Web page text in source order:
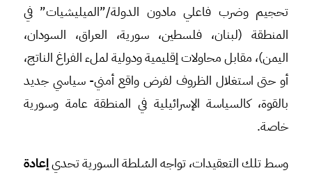
تحجيم وضرب فاعلي مادون الدولة/”الميليشيات” في
المنطقة (لبنان، فلسطين، سورية، العراق، السودان،
اليمن)، مقابل محاولات إقليمية ودولية لملء الفراغ الناتج،
أو حتى استغلال الظروف لفرض واقع أمني- سياسي جديد
بالقوة، كالسياسة الإسرائيلية في المنطقة عامة وسورية
خاصة.
وسط تلك التعقيدات، تواجه السُلطة السورية تحديإعادة